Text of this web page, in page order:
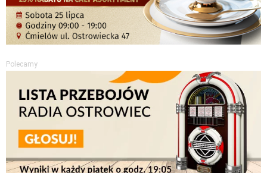
Polecamy